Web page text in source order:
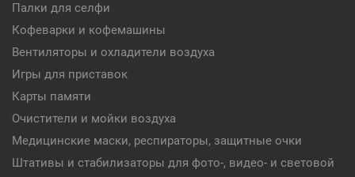
Палки для селфи
Кофеварки и кофемашины
Вентиляторы и охладители воздуха
Игры для приставок
Карты памяти
Очистители и мойки воздуха
Медицинские маски, респираторы, защитные очки
Штативы и стабилизаторы для фото-, видео- и световой